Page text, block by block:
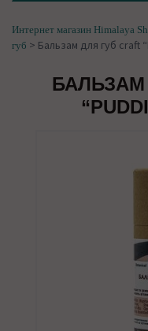
Интернет магазин Himalaya
губ > Бальзам для губ craft
БАЛЬЗАМ